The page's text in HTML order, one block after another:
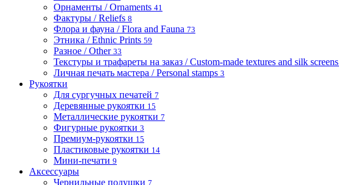
Орнаменты / Ornaments 41
Фактуры / Reliefs 8
Флора и фауна / Flora and Fauna 73
Этника / Ethnic Prints 59
Разное / Other 33
Текстуры и трафареты на заказ / Custom-made textures and silk screens
Личная печать мастера / Personal stamps 3
Рукоятки
Для сургучных печатей 7
Деревянные рукоятки 15
Металлические рукоятки 7
Фигурные рукоятки 3
Премиум-рукоятки 15
Пластиковые рукоятки 14
Мини-печати 9
Аксессуары
Чернильные подушки 7